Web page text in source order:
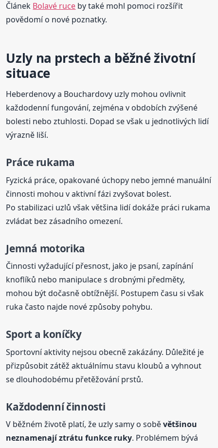
Článek Bolavé ruce by také mohl pomoci rozšířit
povědomí o nové poznatky.
Uzly na prstech a běžné životní
situace
Heberdenovy a Bouchardovy uzly mohou ovlivnit
každodenní fungování, zejména v obdobích zvýšené
bolesti nebo ztuhlosti. Dopad se však u jednotlivých lidí
výrazně liší.
Práce rukama
Fyzická práce, opakované úchopy nebo jemné manuální
činnosti mohou v aktivní fázi zvyšovat bolest.
Po stabilizaci uzlů však většina lidí dokáže práci rukama
zvládat bez zásadního omezení.
Jemná motorika
Činnosti vyžadující přesnost, jako je psaní, zapínání
knoflíků nebo manipulace s drobnými předměty,
mohou být dočasně obtížnější. Postupem času si však
ruka často najde nové způsoby pohybu.
Sport a koníčky
Sportovní aktivity nejsou obecně zakázány. Důležité je
přizpůsobit zátěž aktuálnímu stavu kloubů a vyhnout
se dlouhodobému přetěžování prstů.
Každodenní činnosti
V běžném životě platí, že uzly samy o soběvětšinou
neznamenají ztrátu funkce ruky. Problémem bývá